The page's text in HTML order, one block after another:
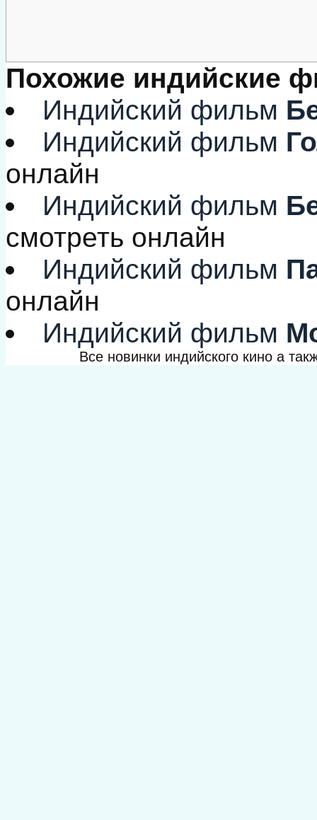
Похожие индийские
Индийский фильм
Индийский фильм
онлайн
Индийский фильм
смотреть онлайн
Индийский фильм
онлайн
Индийский фильм
Все новинки индийского кино а